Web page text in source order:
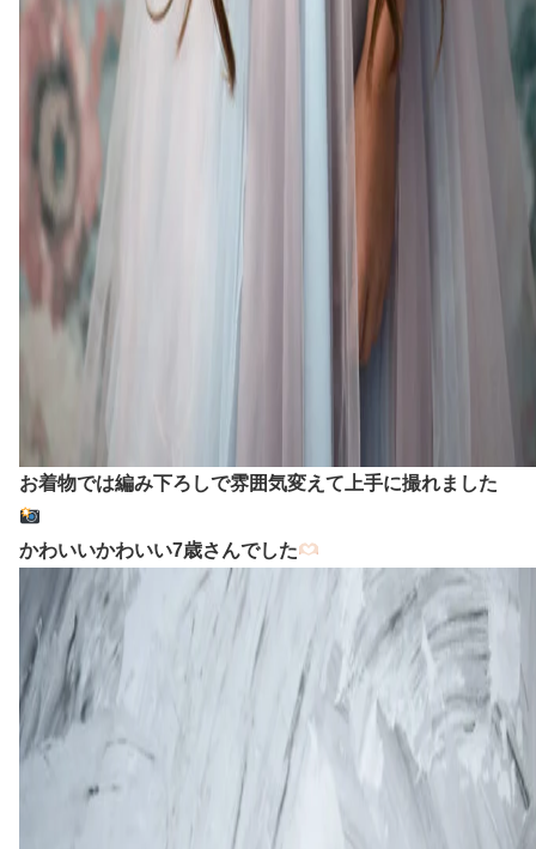
お着物では編み下ろしで雰囲気変えて上手に撮れました
かわいいかわいい7歳さんでした